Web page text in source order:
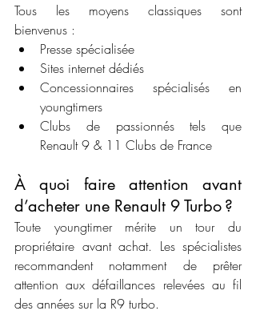
Tous les moyens classiques sont
bienvenus :
Presse spécialisée
Sites internet dédiés
Concessionnaires spécialisés en
youngtimers
Clubs de passionnés tels que
Renault 9 & 11 Clubs de France
À quoi faire attention avant
d’acheter une Renault 9 Turbo ?
Toute youngtimer mérite un tour du
propriétaire avant achat. Les spécialistes
recommandent notamment de prêter
attention aux défaillances relevées au fil
des années sur la R9 turbo.